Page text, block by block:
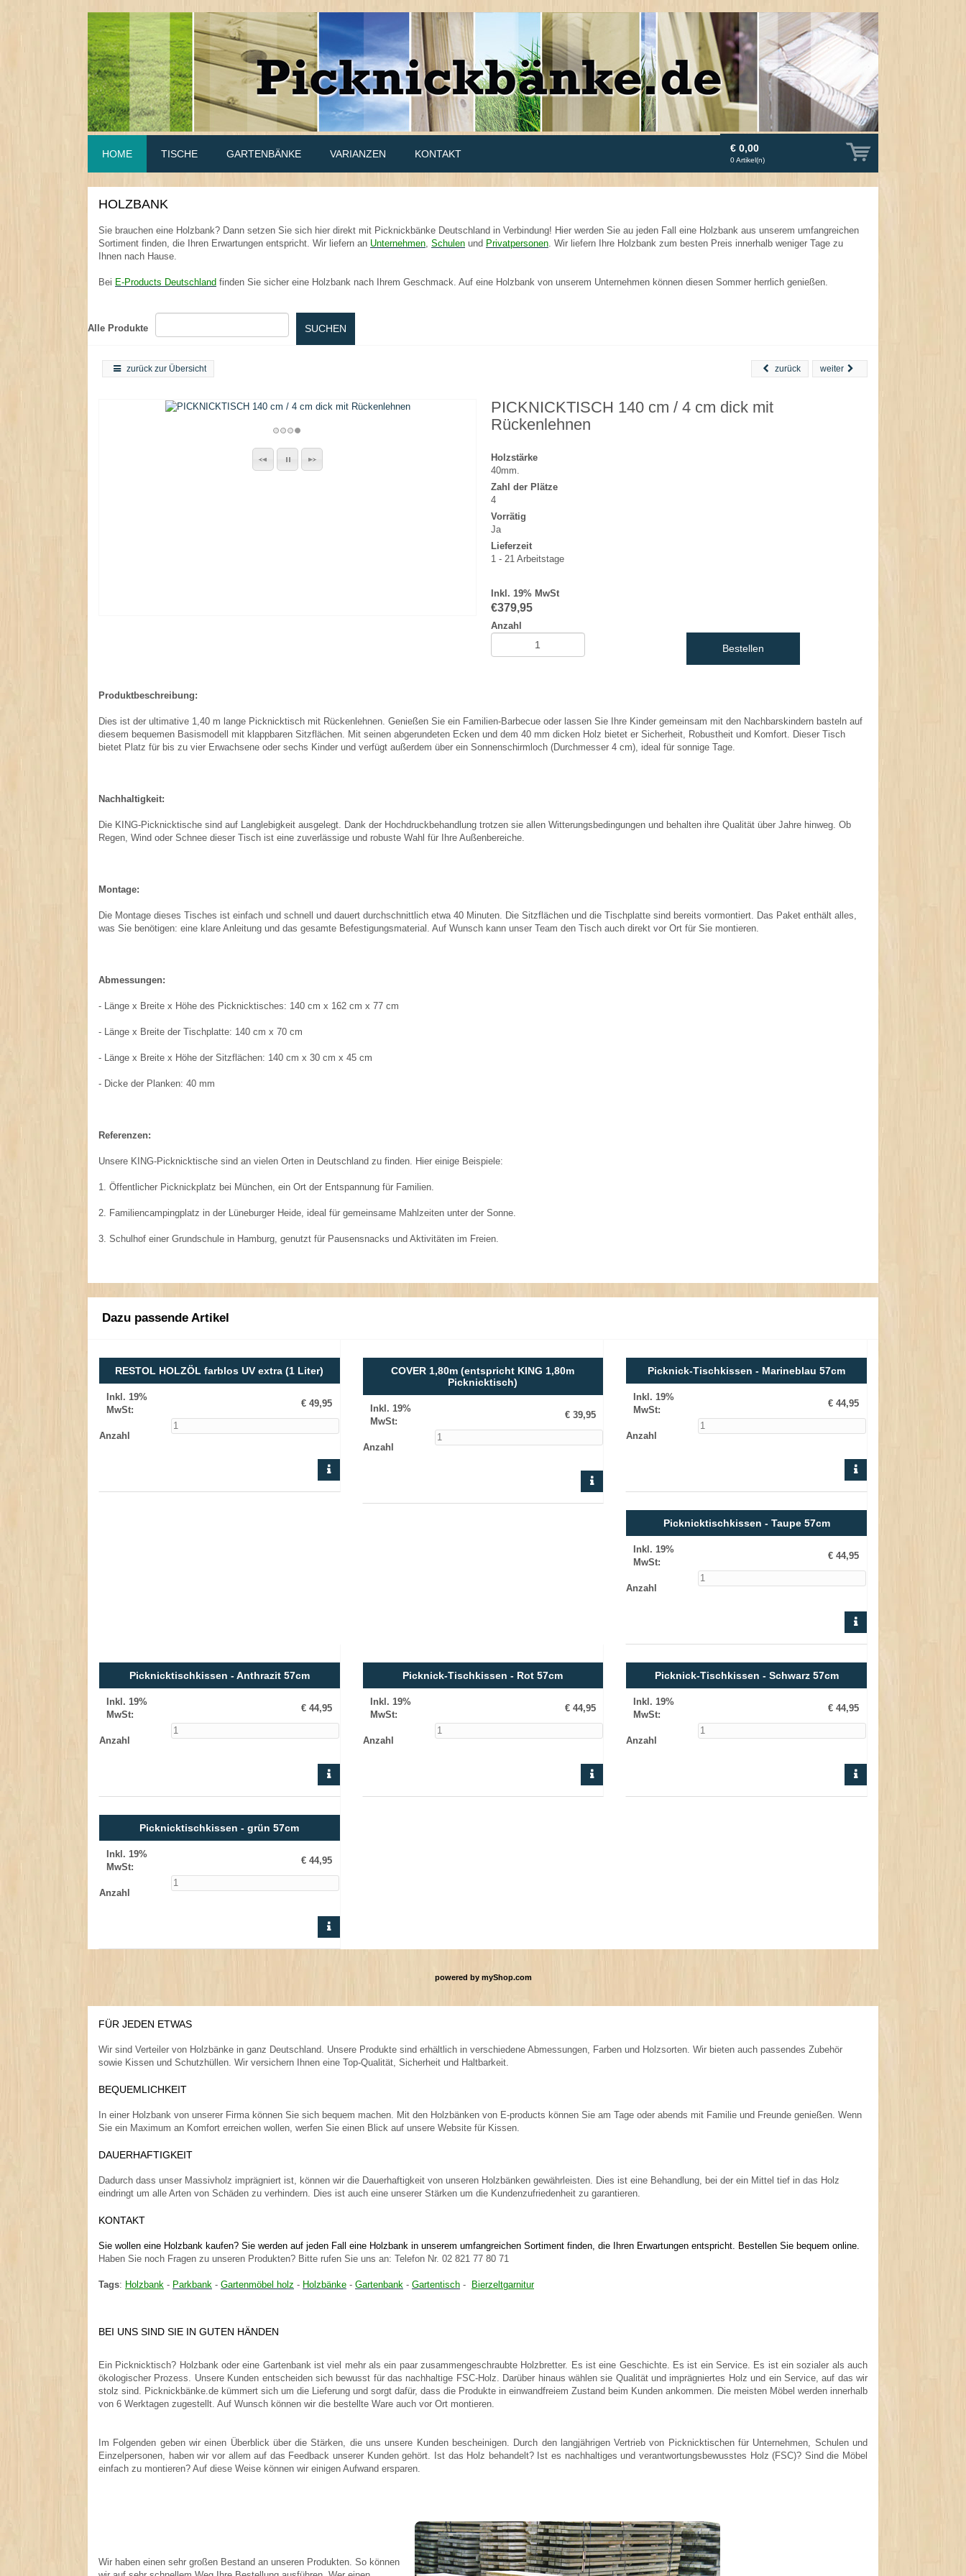
HOME TISCHE GARTENBÄNKE VARIANZEN KONTAKT € 0,00
0Artikel(n)
HOLZBANK
Sie brauchen eine Holzbank? Dann setzen Sie sich hier direkt mit Picknickbänke Deutschland in Verbindung! Hier werden Sie au jeden Fall eine Holzbank aus unserem umfangreichen
Sortiment finden, die Ihren Erwartungen entspricht. Wir liefern an Unternehmen, Schulen und Privatpersonen. Wir liefern Ihre Holzbank zum besten Preis innerhalb weniger Tage zu
Ihnen nach Hause.
Bei E-Products Deutschland finden Sie sicher eine Holzbank nach Ihrem Geschmack. Auf eine Holzbank von unserem Unternehmen können diesen Sommer herrlich genießen.
Alle Produkte SUCHEN
zurück zur Übersicht weiter
zurück
PICKNICKTISCH 140 cm / 4 cm dick mit
Rückenlehnen
Holzstärke
40mm.
Zahl der Plätze
4
Vorrätig
Ja
Lieferzeit
1 - 21 Arbeitstage
Inkl. 19% MwSt
€379,95
Anzahl
Bestellen
Produktbeschreibung:
Dies ist der ultimative 1,40 m lange Picknicktisch mit Rückenlehnen. Genießen Sie ein Familien-Barbecue oder lassen Sie Ihre Kinder gemeinsam mit den Nachbarskindern basteln auf
diesem bequemen Basismodell mit klappbaren Sitzflächen. Mit seinen abgerundeten Ecken und dem 40 mm dicken Holz bietet er Sicherheit, Robustheit und Komfort. Dieser Tisch
bietet Platz für bis zu vier Erwachsene oder sechs Kinder und verfügt außerdem über ein Sonnenschirmloch (Durchmesser 4 cm), ideal für sonnige Tage.
Nachhaltigkeit:
Die KING-Picknicktische sind auf Langlebigkeit ausgelegt. Dank der Hochdruckbehandlung trotzen sie allen Witterungsbedingungen und behalten ihre Qualität über Jahre hinweg. Ob
Regen, Wind oder Schnee dieser Tisch ist eine zuverlässige und robuste Wahl für Ihre Außenbereiche.
Montage:
Die Montage dieses Tisches ist einfach und schnell und dauert durchschnittlich etwa 40 Minuten. Die Sitzflächen und die Tischplatte sind bereits vormontiert. Das Paket enthält alles,
was Sie benötigen: eine klare Anleitung und das gesamte Befestigungsmaterial. Auf Wunsch kann unser Team den Tisch auch direkt vor Ort für Sie montieren.
Abmessungen:
- Länge x Breite x Höhe des Picknicktisches: 140 cm x 162 cm x 77 cm
- Länge x Breite der Tischplatte: 140 cm x 70 cm
- Länge x Breite x Höhe der Sitzflächen: 140 cm x 30 cm x 45 cm
- Dicke der Planken: 40 mm
Referenzen:
Unsere KING-Picknicktische sind an vielen Orten in Deutschland zu finden. Hier einige Beispiele:
1. Öffentlicher Picknickplatz bei München, ein Ort der Entspannung für Familien.
2. Familiencampingplatz in der Lüneburger Heide, ideal für gemeinsame Mahlzeiten unter der Sonne.
3. Schulhof einer Grundschule in Hamburg, genutzt für Pausensnacks und Aktivitäten im Freien.
Dazu passende Artikel
RESTOL HOLZÖL farblos UV extra (1 Liter)
Inkl. 19%
MwSt:
€ 49,95
Anzahl
COVER 1,80m (entspricht KING 1,80m
Picknicktisch)
Inkl. 19%
MwSt:
€ 39,95
Anzahl
Picknick-Tischkissen - Marineblau 57cm
Inkl. 19%
MwSt:
€ 44,95
Anzahl
Picknicktischkissen - Taupe 57cm
Inkl. 19%
MwSt:
€ 44,95
Anzahl
Picknicktischkissen - Anthrazit 57cm
Inkl. 19%
MwSt:
€ 44,95
Anzahl
Picknick-Tischkissen - Rot 57cm
Inkl. 19%
MwSt:
€ 44,95
Anzahl
Picknick-Tischkissen - Schwarz 57cm
Inkl. 19%
MwSt:
€ 44,95
Anzahl
Picknicktischkissen - grün 57cm
Inkl. 19%
MwSt:
€ 44,95
Anzahl
powered by myShop.com
FÜR JEDEN ETWAS
Wir sind Verteiler von Holzbänke in ganz Deutschland. Unsere Produkte sind erhältlich in verschiedene Abmessungen, Farben und Holzsorten. Wir bieten auch passendes Zubehör
sowie Kissen und Schutzhüllen. Wir versichern Ihnen eine Top-Qualität, Sicherheit und Haltbarkeit.
BEQUEMLICHKEIT
In einer Holzbank von unserer Firma können Sie sich bequem machen. Mit den Holzbänken von E-products können Sie am Tage oder abends mit Familie und Freunde genießen. Wenn
Sie ein Maximum an Komfort erreichen wollen, werfen Sie einen Blick auf unsere Website für Kissen.
DAUERHAFTIGKEIT
Dadurch dass unser Massivholz imprägniert ist, können wir die Dauerhaftigkeit von unseren Holzbänken gewährleisten. Dies ist eine Behandlung, bei der ein Mittel tief in das Holz
eindringt um alle Arten von Schäden zu verhindern. Dies ist auch eine unserer Stärken um die Kundenzufriedenheit zu garantieren.
KONTAKT
Sie wollen eine Holzbank kaufen? Sie werden auf jeden Fall eine Holzbank in unserem umfangreichen Sortiment finden, die Ihren Erwartungen entspricht. Bestellen Sie bequem online.
Haben Sie noch Fragen zu unseren Produkten? Bitte rufen Sie uns an: Telefon Nr. 02 821 77 80 71
Tags: Holzbank - Parkbank - Gartenmöbel holz - Holzbänke - Gartenbank - Gartentisch - Bierzeltgarnitur
BEI UNS SIND SIE IN GUTEN HÄNDEN
Ein Picknicktisch? Holzbank oder eine Gartenbank ist viel mehr als ein paar zusammengeschraubte Holzbretter. Es ist eine Geschichte. Es ist ein Service. Es ist ein sozialer als auch
ökologischer Prozess. Unsere Kunden entscheiden sich bewusst für das nachhaltige FSC-Holz. Darüber hinaus wählen sie Qualität und imprägniertes Holz und ein Service, auf das wir
stolz sind. Picknickbänke.de kümmert sich um die Lieferung und sorgt dafür, dass die Produkte in einwandfreiem Zustand beim Kunden ankommen. Die meisten Möbel werden innerhalb
von 6 Werktagen zugestellt. Auf Wunsch können wir die bestellte Ware auch vor Ort montieren.
Im Folgenden geben wir einen Überblick über die Stärken, die uns unsere Kunden bescheinigen. Durch den langjährigen Vertrieb von Picknicktischen für Unternehmen, Schulen und
Einzelpersonen, haben wir vor allem auf das Feedback unserer Kunden gehört. Ist das Holz behandelt? Ist es nachhaltiges und verantwortungsbewusstes Holz (FSC)? Sind die Möbel
einfach zu montieren? Auf diese Weise können wir einigen Aufwand ersparen.
Wir haben einen sehr großen Bestand an unseren Produkten. So können